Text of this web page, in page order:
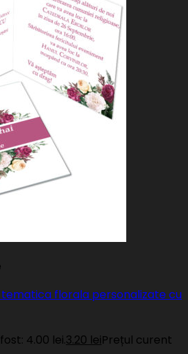
florala personalizate cu
4.00 lei.3.20 leiPrețul curent